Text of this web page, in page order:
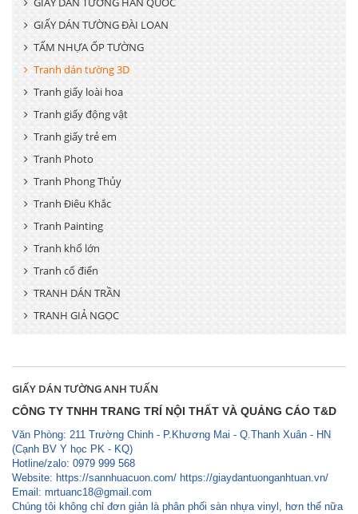
GIẤY DÁN TƯỜNG ĐÀI LOAN
TẤM NHỰA ỐP TƯỜNG
Tranh dán tường 3D
Tranh giấy loài hoa
Tranh giấy động vật
Tranh giấy trẻ em
Tranh Photo
Tranh Phong Thủy
Tranh Điêu Khắc
Tranh Painting
Tranh khổ lớn
Tranh cổ điển
TRANH DÁN TRẦN
TRANH GIẢ NGỌC
GIẤY DÁN TƯỜNG ANH TUẤN
CÔNG TY TNHH TRANG TRÍ NỘI THẤT VÀ QUẢNG CÁO T&D
Văn Phòng: 211 Trường Chinh - P.Khương Mai - Q.Thanh Xuân - HN
(Cạnh BV Y học PK - KQ)
Hotline/zalo: 0979 999 568
Website: https://sannhuacuon.com/ https://giaydantuonganhtuan.vn/
Email: mrtuanc18@gmail.com
Chúng tôi không chỉ đơn giản là phân phối sàn nhựa vinyl, hơn thế nữa